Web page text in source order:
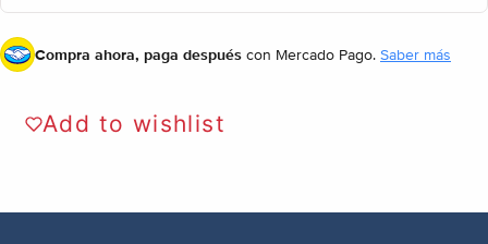
Compra ahora, paga después con Mercado Pago. Saber más
Add to wishlist